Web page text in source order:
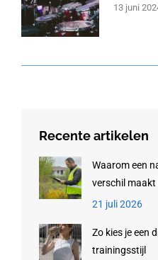
13 juni
Recente artikelen
Waarom een
verschil maakt
21 juli 2026
Zo kies je een
trainingsstijl